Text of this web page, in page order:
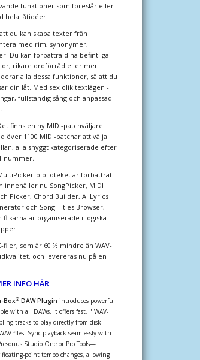
funktioner som föreslår eller
hela låtidéer.
du kan skapa texter från
med rim, synonymer,
Du kan förbättra dina befintliga
rikare ordförråd eller mer
alla dessa funktioner, så att du
din låt. Med sex olik textlägen -
fullständig sång och anpassad -
finns en ny MIDI-patchväljare
över 1100 MIDI-patchar att välja
alla snyggt kategoriserade efter
nummer.
biblioteket är förbättrat.
innehåller nu SongPicker, MIDI
Picker, Chord Builder, AI Lyrics
och Song Titles Browser,
flikarna är organiserade i logiska
som är 60 % mindre än WAV-
och levereras nu på en
INFO HÄR
Box®DAW Plugin introduces powerful
with all DAWs. It offers fast, ".WAV-
tracks to play directly from disk
files. Sync playback seamlessly with
Studio One or Pro Tools—
point tempo changes, allowing